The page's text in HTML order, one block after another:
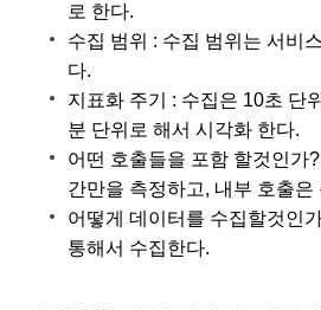
로 한다.
수집 범위 : 수집 범위는 서비
다.
지표화 주기 : 수집은 10초 단
분 단위로 해서 시각화 한다.
어떤 호출들을 포함 할것인가
간만을 측정하고, 내부 호출은
어떻게 데이터를 수집할것인
통해서 수집한다.